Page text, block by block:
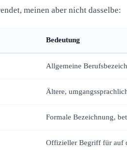
meinen aber nicht dasselbe:
Bedeutung
Allgemeine
Ältere,
Formale Bezeichnung,
Offizieller Begriff für auf